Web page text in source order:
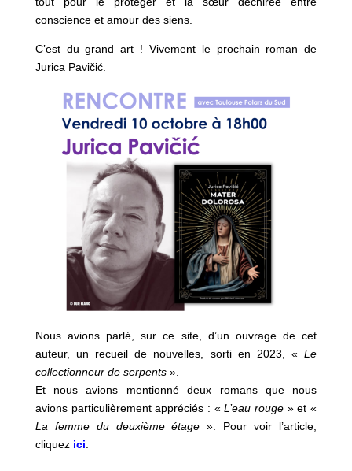
conscience et amour des siens.
C’est du grand art ! Vivement le prochain roman de
Jurica Pavičić.
Nous avions parlé, sur ce site, d’un ouvrage de cet
auteur, un recueil de nouvelles, sorti en 2023, «Le
collectionneur de serpents».
Et nous avions mentionné deux romans que nous
avions particulièrement appréciés : «L’eau rouge » et «
La femme du deuxième étage ». Pour voir l’article,
cliquez ici